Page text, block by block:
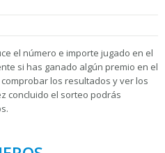
el número e importe jugado en el
si has ganado algún premio en el
los resultados y ver los
concluido el sorteo podrás